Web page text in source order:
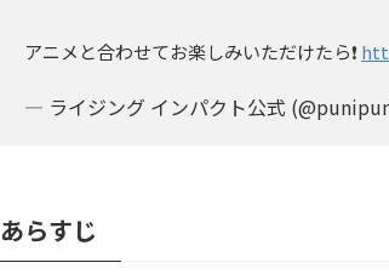
アニメと合わせてお楽しみいただけたら❗️
— ライジング インパクト公式
あらすじ